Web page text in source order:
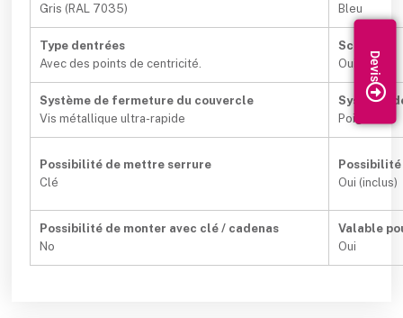
Gris (RAL 7035) Bleu
Type dentrées
Avec des points de centricité.
Scellable
Oui
Système de fermeture du couvercle
Vis métallique ultra-rapide
Système
Poignée
Possibilité de mettre serrure
Clé
Oui (inclus)
Possibilité de monter avec clé / cadenas
No
Valable
Oui